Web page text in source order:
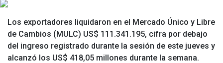
Los exportadores liquidaron en el Mercado Único y Libre
de Cambios (MULC) US$ 111.341.195, cifra por debajo
del ingreso registrado durante la sesión de este jueves y
alcanzó los US$ 418,05 millones durante la semana.